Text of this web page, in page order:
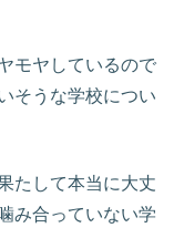
モヤしているので
そうな学校につい
たして本当に大丈
み合っていない学